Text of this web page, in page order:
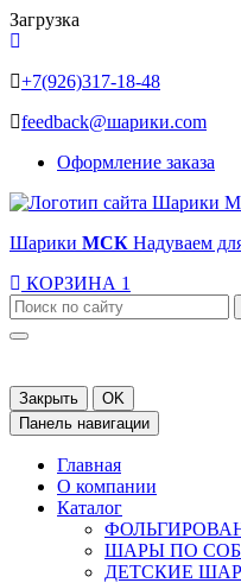
Загрузка
+7(926)317-18-48
feedback@шарики.com
Оформление заказа
Шарики МСК Надуваем
КОРЗИНА 1
Закрыть
OK
Панель навигации
Главная
О компании
Каталог
ШАРЫ ПО
ДЕТСКИЕ